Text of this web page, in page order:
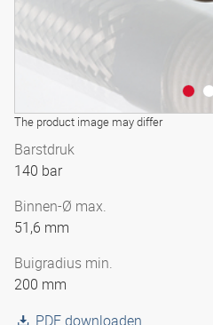
The product image may differ
Barstdruk
140 bar
Binnen-Ø max.
51,6 mm
Buigradius min.
200 mm
PDF downloaden